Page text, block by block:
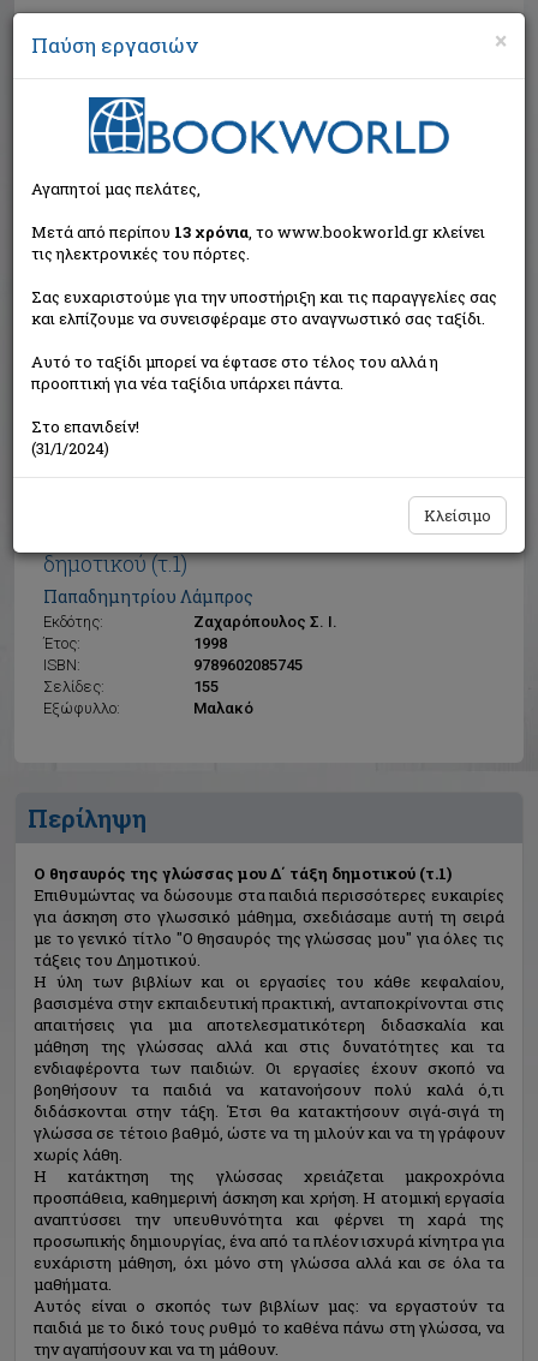
Αναζήτηση
Ο θησαυρός της γλώσσας μου Δ΄ τάξη
δημοτικού (τ.1)
Παπαδημητρίου Λάμπρος
Εκδότης:
Ζαχαρόπουλος Σ. Ι.
Έτος:
1998
ISBN:
9789602085745
Σελίδες:
155
Εξώφυλλο:
Μαλακό
Η τιμή μας:
Δεν υπάρχει δυνατότητα παραγγελίας
Περίληψη
Ο θησαυρός της γλώσσας μου Δ΄ τάξη δημοτικού (τ.1)
Επιθυμώντας να δώσουμε στα παιδιά περισσότερες ευκαιρίες
για άσκηση στο γλωσσικό μάθημα, σχεδιάσαμε αυτή τη σειρά
με το γενικό τίτλο "Ο θησαυρός της γλώσσας μου" για όλες τις
τάξεις του Δημοτικού.
Η ύλη των βιβλίων και οι εργασίες του κάθε κεφαλαίου,
βασισμένα στην εκπαιδευτική πρακτική, ανταποκρίνονται στις
απαιτήσεις για μια αποτελεσματικότερη διδασκαλία και
μάθηση της γλώσσας αλλά και στις δυνατότητες και τα
ενδιαφέροντα των παιδιών. Οι εργασίες έχουν σκοπό να
βοηθήσουν τα παιδιά να κατανοήσουν πολύ καλά ό,τι
διδάσκονται στην τάξη. Έτσι θα κατακτήσουν σιγά-σιγά τη
γλώσσα σε τέτοιο βαθμό, ώστε να τη μιλούν και να τη γράφουν
χωρίς λάθη.
Η κατάκτηση της γλώσσας χρειάζεται μακροχρόνια
προσπάθεια, καθημερινή άσκηση και χρήση. Η ατομική εργασία
αναπτύσσει την υπευθυνότητα και φέρνει τη χαρά της
προσωπικής δημιουργίας, ένα από τα πλέον ισχυρά κίνητρα για
ευχάριστη μάθηση, όχι μόνο στη γλώσσα αλλά και σε όλα τα
μαθήματα.
Αυτός είναι ο σκοπός των βιβλίων μας: να εργαστούν τα
παιδιά με το δικό τους ρυθμό το καθένα πάνω στη γλώσσα, να
την αγαπήσουν και να τη μάθουν.
×
Παύση εργασιών
Αγαπητοί μας πελάτες,
Μετά από περίπου 13 χρόνια, το www.bookworld.gr κλείνει
τις ηλεκτρονικές του πόρτες.
Σας ευχαριστούμε για την υποστήριξη και τις παραγγελίες σας
και ελπίζουμε να συνεισφέραμε στο αναγνωστικό σας ταξίδι.
Αυτό το ταξίδι μπορεί να έφτασε στο τέλος του αλλά η
προοπτική για νέα ταξίδια υπάρχει πάντα.
Στο επανιδείν!
(31/1/2024)
Κλείσιμο